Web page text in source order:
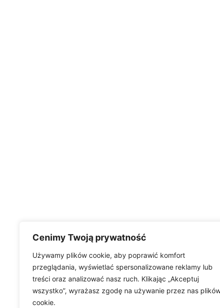
Cenimy Twoją prywatność
Używamy plików cookie, aby poprawić komfort
przeglądania, wyświetlać spersonalizowane reklamy lub
treści oraz analizować nasz ruch. Klikając „Akceptuj
wszystko”, wyrażasz zgodę na używanie przez nas
cookie.